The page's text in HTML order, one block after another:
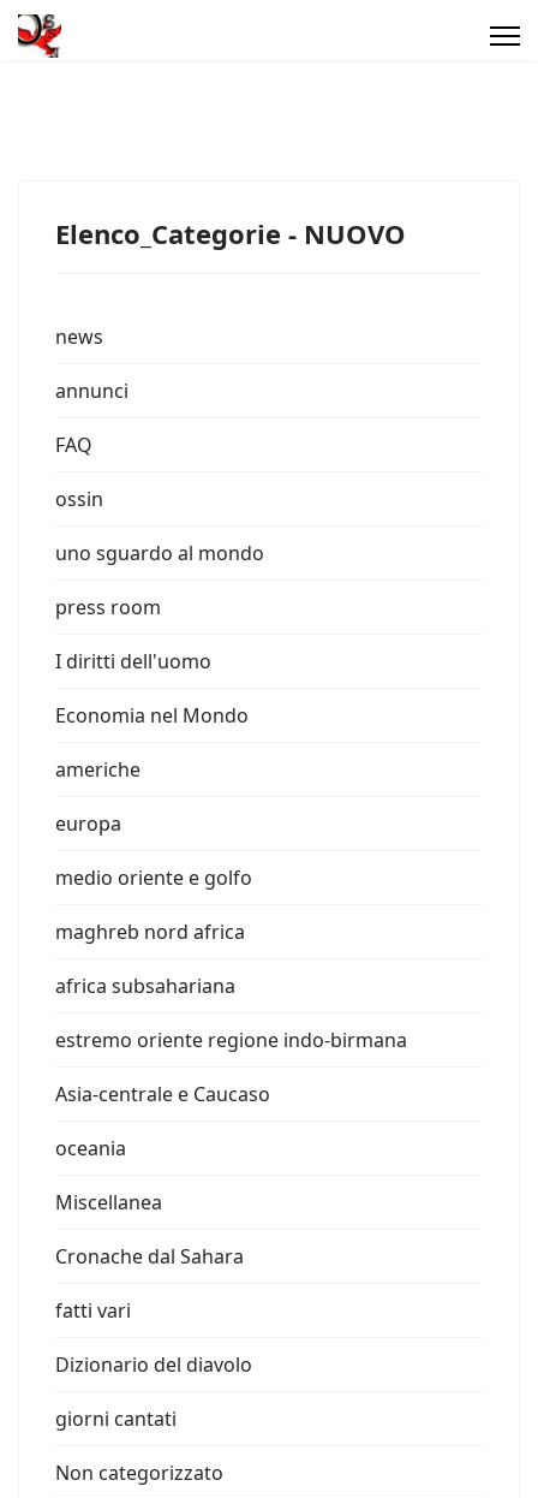
Elenco_Categorie - NUOVO
news
annunci
FAQ
ossin
uno sguardo al mondo
press room
I diritti dell'uomo
Economia nel Mondo
americhe
europa
medio oriente e golfo
maghreb nord africa
africa subsahariana
estremo oriente regione indo-birmana
Asia-centrale e Caucaso
oceania
Miscellanea
Cronache dal Sahara
fatti vari
Dizionario del diavolo
giorni cantati
Non categorizzato